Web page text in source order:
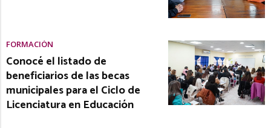
FORMACIÓN
Conocé el listado de
beneficiarios de las becas
municipales para el Ciclo de
Licenciatura en Educación